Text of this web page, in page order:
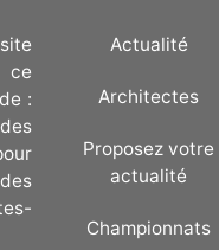
ce
:
Actualité
Architectes
Proposez votre
actualité
Championnats